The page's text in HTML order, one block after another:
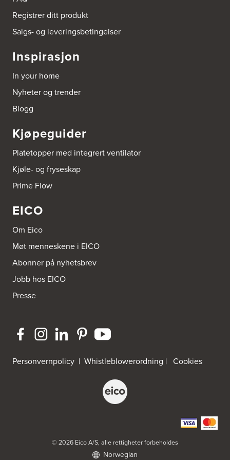
Bygg Tysnes AS
HEgelandsvegen 542
5680 Tysnes
Abels gate 50
1533 Moss
69-202050
Trøgstadveien 13
Tel.:69817600
3220 Sandefjord
Tel.: 33-484000
http://www.sigdal.no
Byggmakker Eiker
Prestebråtan 11
Tel.:32-252573
1633 Gamle Fredrikstad
Tel.:
91-650888
Byggmakker Gipling Mo i Rana
Byggmakker Lillehammer
Registrer ditt produkt
Salgs- og leveringsbetingelser
Inspirasjon
In your home
Nyheter og trender
Blogg
Kjøpeguider
Platetopper med integrert ventilator
Kjøle- og fryseskap
Prime Flow
EICO
Om Eico
Møt menneskene i EICO
Abonner på nyhetsbrev
Jobb hos EICO
Presse
Personvernpolicy | Whistleblowerordning | Cookies
© 2026 Eico A/S, alle rettigheter forbeholdes
Norwegian